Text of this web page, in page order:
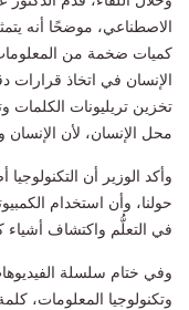
الاصطناعي، موضحًا أنه
كميات ضخمة من
الإنسان في اتخاذ
تخزين تريليونات الكلمات
محل الإنسان، لأن الإنسان
وأكد الوزير أن
حولنا، وأن استخدام
في التعلُّم واكتشاف أشياء
وفي ختام سلسلة
وتكنولوجيا المعلومات،